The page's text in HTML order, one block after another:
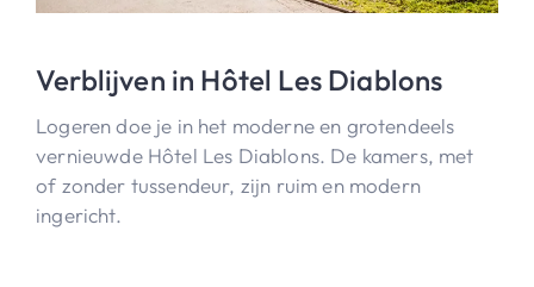
Verblijven in Hôtel Les Diablons
Logeren doe je in het moderne en grotendeels
vernieuwde Hôtel Les Diablons. De kamers, met
of zonder tussendeur, zijn ruim en modern
ingericht.